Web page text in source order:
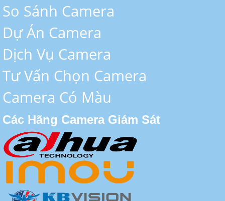
So Sánh Camera
Dự Án Camera
Dịch Vụ Camera
Tư Vấn Chọn Camera
Camera Có Màu
Các Hãng Camera Giám Sát